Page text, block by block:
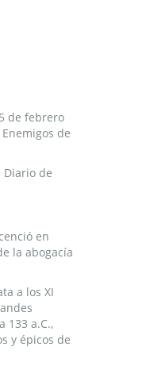
de febrero
de
Diario de
en
la abogacía
a los XI
133 a.C.,
y épicos de